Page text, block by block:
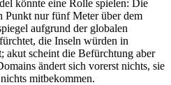
könnte eine Rolle spielen: Die
Punkt nur fünf Meter über dem
aufgrund der globalen
die Inseln würden in
akut scheint die Befürchtung aber
ändert sich vorerst nichts, sie
mitbekommen.